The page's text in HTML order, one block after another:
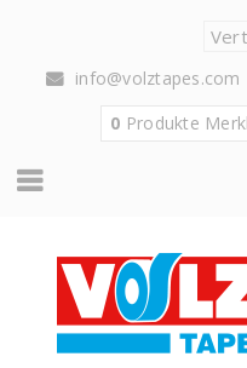
info@volztapes.com
0 Produkte